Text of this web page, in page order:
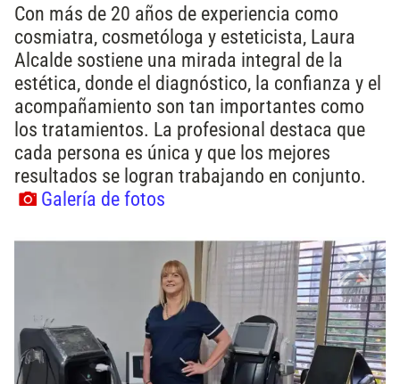
Con más de 20 años de experiencia como
cosmiatra, cosmetóloga y esteticista, Laura
Alcalde sostiene una mirada integral de la
estética, donde el diagnóstico, la confianza y el
acompañamiento son tan importantes como
los tratamientos. La profesional destaca que
cada persona es única y que los mejores
resultados se logran trabajando en conjunto.
Galería de fotos